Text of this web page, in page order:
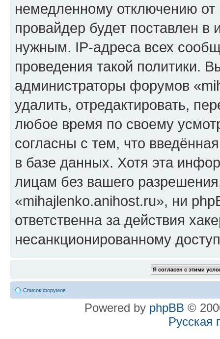
немедленному отключению
провайдер будет поставлен в
нужным. IP-адреса всех
проведения такой политики.
администраторы форумов
удалить, отредактировать,
любое время по своему
согласны с тем, что
в базе данных. Хотя эта
лицам без вашего
«mihajlenko.anihost.ru», ни
ответственна за действия
несанкционированному
Список форумов
Powered by phpBB ©
Русская